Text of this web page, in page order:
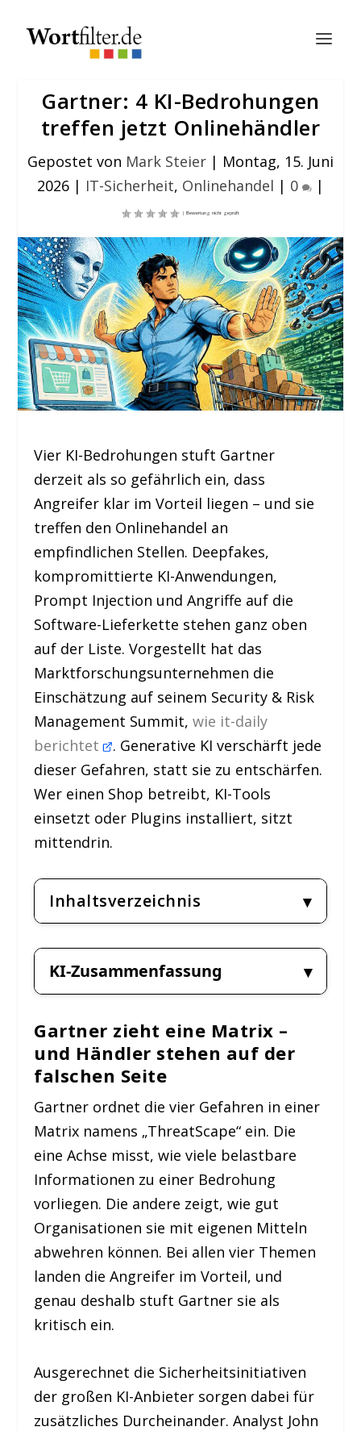
Gartner: 4 KI-Bedrohungen
treffen jetzt Onlinehändler
Gepostet von Mark Steier | Montag, 15. Juni
2026 | IT-Sicherheit, Onlinehandel | 0 |
Vier KI-Bedrohungen stuft Gartner
derzeit als so gefährlich ein, dass
Angreifer klar im Vorteil liegen – und sie
treffen den Onlinehandel an
empfindlichen Stellen. Deepfakes,
kompromittierte KI-Anwendungen,
Prompt Injection und Angriffe auf die
Software-Lieferkette stehen ganz oben
auf der Liste. Vorgestellt hat das
Marktforschungsunternehmen die
Einschätzung auf seinem Security & Risk
Management Summit,wie it-daily
berichtet . Generative KI verschärft jede
dieser Gefahren, statt sie zu entschärfen.
Wer einen Shop betreibt, KI-Tools
einsetzt oder Plugins installiert, sitzt
mittendrin.
Inhaltsverzeichnis
KI-Zusammenfassung
Gartner zieht eine Matrix –
und Händler stehen auf der
falschen Seite
Gartner ordnet die vier Gefahren in einer
Matrix namens „ThreatScape“ ein. Die
eine Achse misst, wie viele belastbare
Informationen zu einer Bedrohung
vorliegen. Die andere zeigt, wie gut
Organisationen sie mit eigenen Mitteln
abwehren können. Bei allen vier Themen
landen die Angreifer im Vorteil, und
genau deshalb stuft Gartner sie als
kritisch ein.
Ausgerechnet die Sicherheitsinitiativen
der großen KI-Anbieter sorgen dabei für
zusätzliches Durcheinander. Analyst John